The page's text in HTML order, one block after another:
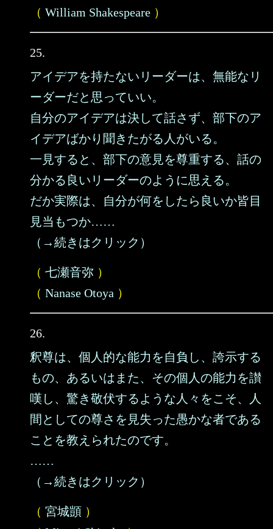
（ William Shakespeare ）
25.
アイデアを持たないリーダーは、無能なリ
ーダーだと思っていい。
自分のアイデアは決して話さず、部下のア
イデアばかり聞きたがる人がいる。
一見すると、部下の意見を尊重する、話の
分かる良いリーダーのように思える。
だか実際は、自分が何をしたら良いか皆目
見当もつか……
（→続きはクリック）
（ 七瀬音弥 ）
（ Nanase Otoya ）
26.
釈尊は、個人的な能力を自負し、誇示する
もの、あるいはまた、その個人の能力を讃
嘆し、驚き敬伏するような人々をこそ、人
間としての尊さを見失った愚かな者である
ことを教えられたのです。
……
（→続きはクリック）
（ 宮城顗 ）